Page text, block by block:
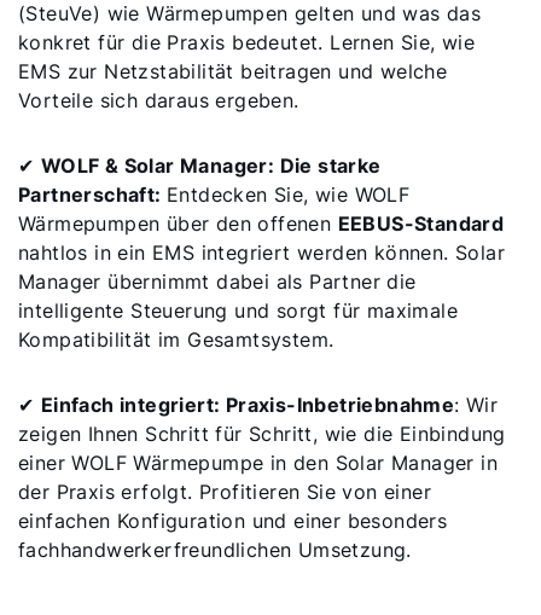
(SteuVe) wie Wärmepumpen gelten und was das
konkret für die Praxis bedeutet. Lernen Sie, wie
EMS zur Netzstabilität beitragen und welche
Vorteile sich daraus ergeben.
✔ WOLF & Solar Manager: Die starke
Partnerschaft: Entdecken Sie, wie WOLF
Wärmepumpen über den offenen EEBUS-Standard
nahtlos in ein EMS integriert werden können. Solar
Manager übernimmt dabei als Partner die
intelligente Steuerung und sorgt für maximale
Kompatibilität im Gesamtsystem.
✔ Einfach integriert: Praxis-Inbetriebnahme: Wir
zeigen Ihnen Schritt für Schritt, wie die Einbindung
einer WOLF Wärmepumpe in den Solar Manager in
der Praxis erfolgt. Profitieren Sie von einer
einfachen Konfiguration und einer besonders
fachhandwerkerfreundlichen Umsetzung.
Servus!
Wie können wir Ihnen helfen?
Service kontaktieren
Produktberatung
Fachhandwerker finden
Wichtige Links
5 Jahre Garantie
Karriere
Privatkunden-Downloads